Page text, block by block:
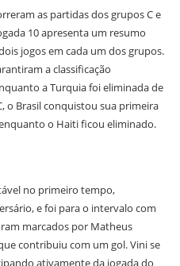
as partidas dos grupos C e
10 apresenta um resumo
jogos em cada um dos grupos.
a classificação
a Turquia foi eliminada de
o Brasil conquistou sua primeira
o Haiti ficou eliminado.
no primeiro tempo,
e foi para o intervalo com
marcados por Matheus
contribuiu com um gol. Vini se
ativamente da jogada do